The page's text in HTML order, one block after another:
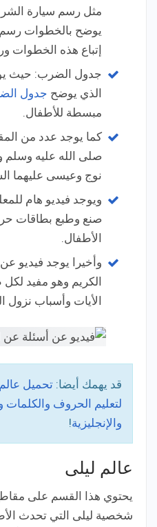
مثل رسم سيارة
يوضح بالخطوات
إتباع هذه الخطوات
جدول الضرب: حيث
الذي يوضح جدول
مبسطة للأطفال.
كما يوجد عدد من
صلى الله عليه وسلم
نوج وعيسى عليهما
ويوجد فيديو هام
صنع وطبع بطاقات
الأطفال.
وأخيرا يوجد فيديو
الكريم وهو مفيد
الأيات وأسباب نزول
قد يهمك أيضا: تحميل
لتعليم الحروف والكلمات
والإنجليزية!
عالم ليلى
يحتوي هذا القسم على
شخصية ليلى التي تحدث